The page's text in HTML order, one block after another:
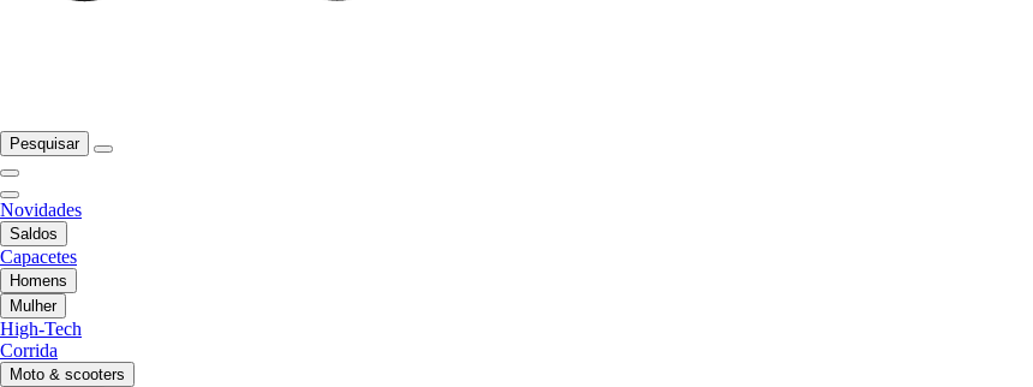
Pesquisar
Novidades
Saldos
Capacetes
Homens
Mulher
High-Tech
Corrida
Moto & scooters